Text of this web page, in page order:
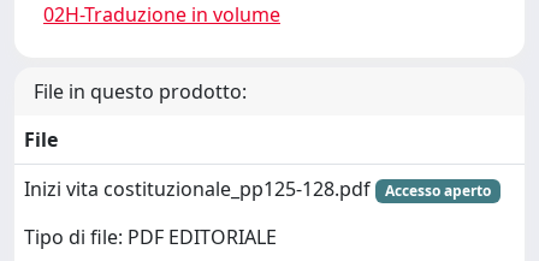
02H-Traduzione in volume
File in questo prodotto:
File
Inizi vita costituzionale_pp125-128.pdf
Accesso aperto
Tipo di file: PDF EDITORIALE